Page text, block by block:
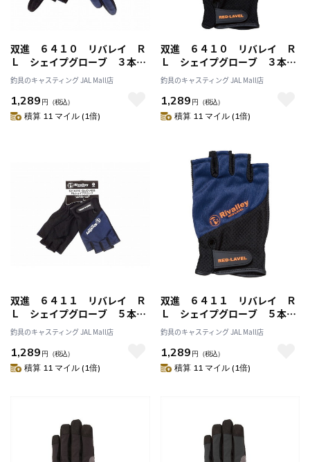
双進 ６４１０ リバレイ Ｒ
Ｌ シェイプグローブ ３本カ
ット ＮＶ／ホワイト
釣具のキャスティング JAL Mall店
1,289 円 （税込）
積算 11 マイル (1倍)
双進 ６４１０ リバレイ Ｒ
Ｌ シェイプグローブ ３本カ
ット ＮＶ／オレンジ
釣具のキャスティング JAL Mall店
1,289 円 （税込）
積算 11 マイル (1倍)
双進 ６４１１ リバレイ Ｒ
Ｌ シェイプグローブ ５本カ
ット ＮＶ／ホワイト
釣具のキャスティング JAL Mall店
1,289 円 （税込）
積算 11 マイル (1倍)
双進 ６４１１ リバレイ Ｒ
Ｌ シェイプグローブ ５本カ
ット ＮＶ／オレンジ
釣具のキャスティング JAL Mall店
1,289 円 （税込）
積算 11 マイル (1倍)